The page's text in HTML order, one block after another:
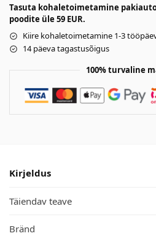
Tasuta kohaletoimetamine
poodite üle 59 EUR.
Kiire kohaletoimetamine 1-3
14 päeva tagastusõigus
100% turvaline
Kirjeldus
Täiendav teave
Bränd